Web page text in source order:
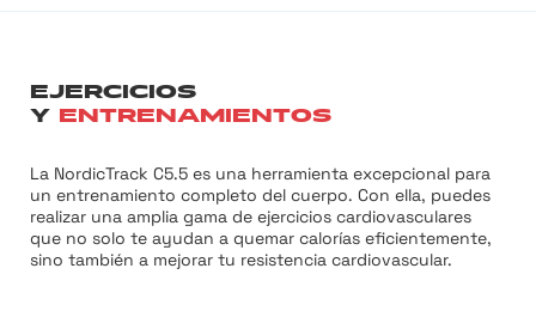
EJERCICIOS
Y ENTRENAMIENTOS
La NordicTrack C5.5 es una herramienta excepcional para
un entrenamiento completo del cuerpo. Con ella, puedes
realizar una amplia gama de ejercicios cardiovasculares
que no solo te ayudan a quemar calorías eficientemente,
sino también a mejorar tu resistencia cardiovascular.